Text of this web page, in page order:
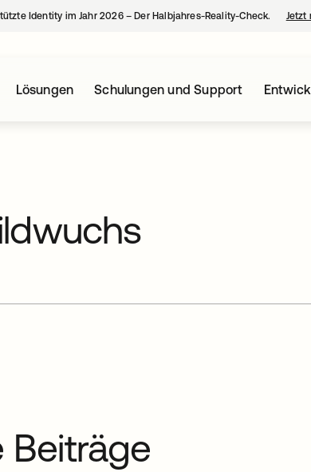
Identity im Jahr 2026 – Der Halbjahres-Reality-Check. Jetzt
Lösungen Schulungen und Support
Beiträge